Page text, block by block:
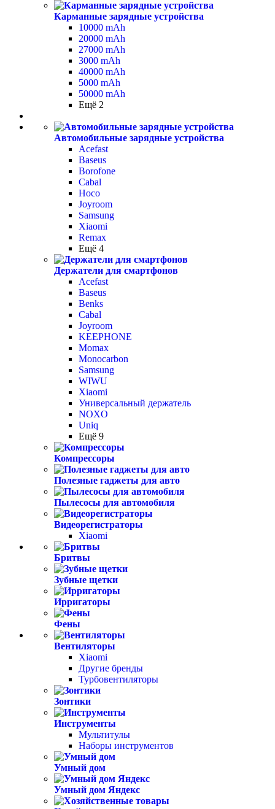
Карманные зарядные устройства
10000 mAh
20000 mAh
27000 mAh
3000 mAh
40000 mAh
5000 mAh
50000 mAh
Ещё 2
Автомобильные зарядные устройства
Acefast
Baseus
Borofone
Cabal
Hoco
Joyroom
Samsung
Xiaomi
Remax
Ещё 4
Держатели для смартфонов
Acefast
Baseus
Benks
Cabal
Joyroom
KEEPHONE
Momax
Monocarbon
Samsung
WIWU
Xiaomi
Универсальный держатель
NOXO
Uniq
Ещё 9
Компрессоры
Полезные гаджеты для авто
Пылесосы для автомобиля
Видеорегистраторы
Xiaomi
Бритвы
Зубные щетки
Ирригаторы
Фены
Вентиляторы
Xiaomi
Другие бренды
Турбовентиляторы
Зонтики
Инструменты
Мультитулы
Наборы инструментов
Умный дом
Умный дом Яндекс